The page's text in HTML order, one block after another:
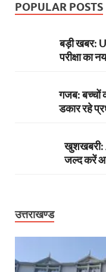
POPULAR POSTS
बड़ी खबर:
परीक्षा का
गजब: बच्चों
डकार रहे
खुशखबरी:
जल्द करें
उत्तराखण्ड